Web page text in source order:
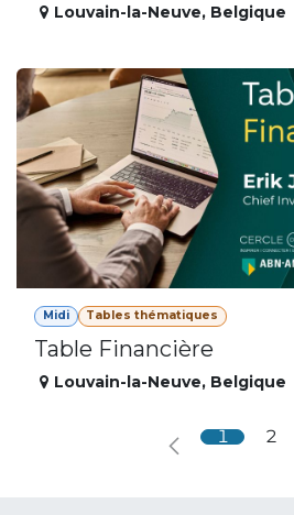
Louvain-la-Neuve, Belgique
Midi Tables thématiques
Table Financière
Louvain-la-Neuve, Belgique
1 2